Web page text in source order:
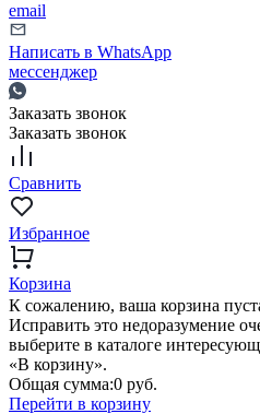
email
Написать в WhatsApp
мессенджер
Заказать звонок
Заказать звонок
Сравнить
Избранное
Корзина
К сожалению, ваша корзина
Исправить это недоразумение
выберите в каталоге
«В корзину».
Общая сумма:0 руб.
Перейти в корзину